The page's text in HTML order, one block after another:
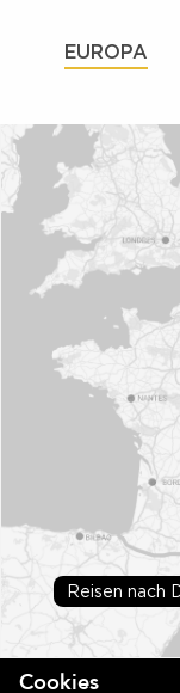
EUROPA
Reisen nach
Cookies